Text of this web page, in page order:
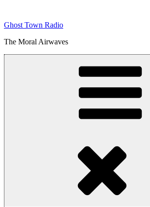
springen
Ghost Town Radio
The Moral Airwaves